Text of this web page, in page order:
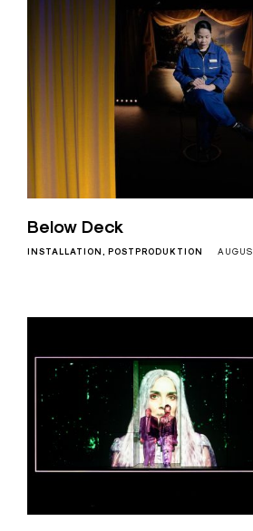
Below Deck
INSTALLATION POSTPRODUKTION